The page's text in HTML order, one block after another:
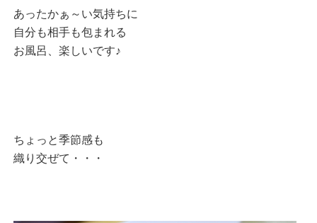
あったかぁ～い気持ちに
自分も相手も包まれる
お風呂、楽しいです♪
ちょっと季節感も
織り交ぜて・・・